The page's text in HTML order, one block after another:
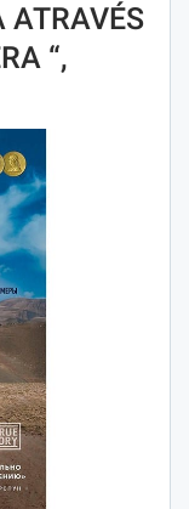
ATRAVÉS
“,